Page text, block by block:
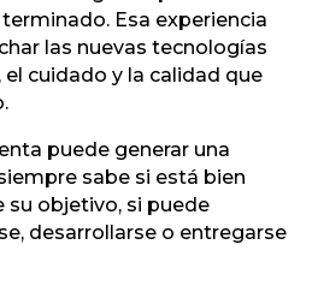
Esa experiencia
las nuevas tecnologías
cuidado y la calidad que
puede generar una
sabe si está bien
su objetivo, si puede
desarrollarse o entregarse